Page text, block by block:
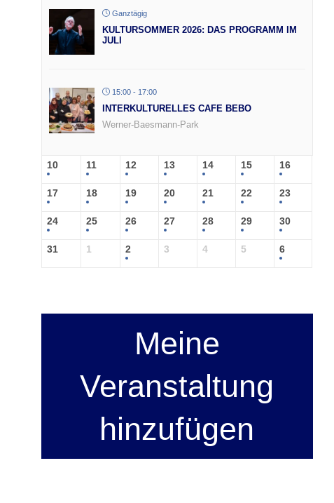
Ganztägig
KULTURSOMMER 2026: DAS PROGRAMM IM
JULI
15:00 - 17:00
INTERKULTURELLES CAFE BEBO
Werner-Baesmann-Park
10 11 12 13 14 15 16
17 18 19 20 21 22 23
24 25 26 27 28 29 30
31 1 2 3 4 5 6
Meine
Veranstaltung
hinzufügen